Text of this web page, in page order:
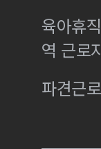
육아휴
역 근로
파견근